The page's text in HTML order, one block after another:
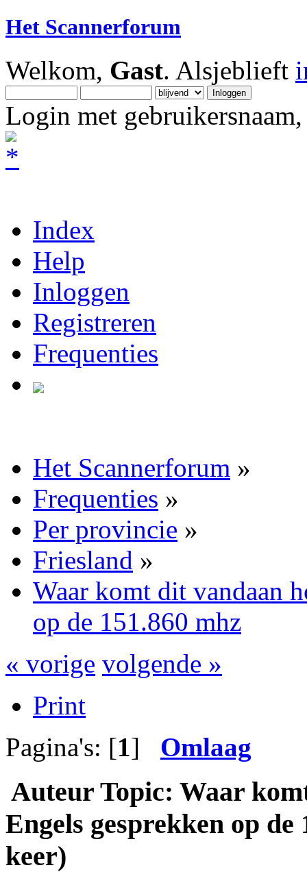
Het Scannerforum
Welkom, Gast. Alsjeblieft
Login met
Index
Help
Inloggen
Registreren
Frequenties
Het Scannerforum »
Frequenties »
Per provincie »
Friesland »
Waar komt dit vandaan
op de 151.860 mhz
« vorige volgende »
Print
Pagina's: [1] Omlaag
Auteur Topic: Waar
Engels gesprekken op de
keer)